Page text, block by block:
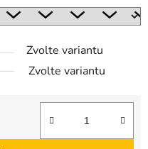
Zvolte variantu
Zvolte variantu